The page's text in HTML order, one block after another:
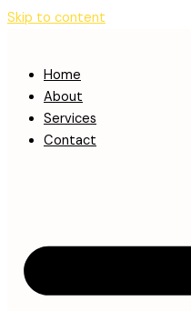
Skip to content
Home
About
Services
Contact